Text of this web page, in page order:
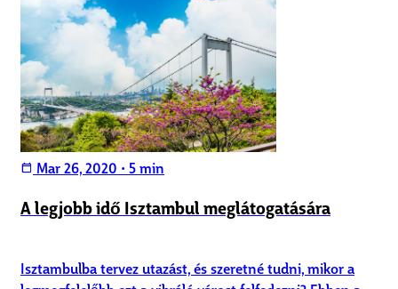
calendar_today Mar 26, 2020 • 5 min
A legjobb idő Isztambul meglátogatására
Isztambulba tervez utazást, és szeretné tudni, mikor a